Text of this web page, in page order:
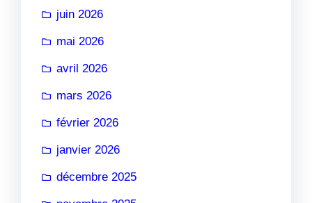
juin 2026
mai 2026
avril 2026
mars 2026
février 2026
janvier 2026
décembre 2025